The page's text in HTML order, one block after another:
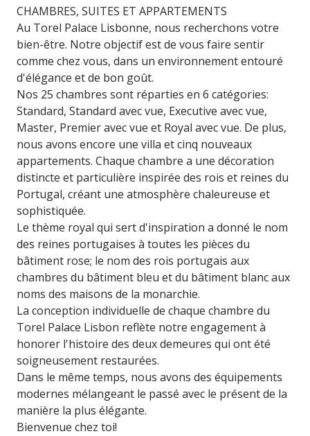
CHAMBRES, SUITES ET APPARTEMENTS
Au Torel Palace Lisbonne, nous recherchons votre
bien-être. Notre objectif est de vous faire sentir
comme chez vous, dans un environnement entouré
d'élégance et de bon goût.
Nos 25 chambres sont réparties en 6 catégories:
Standard, Standard avec vue, Executive avec vue,
Master, Premier avec vue et Royal avec vue. De plus,
nous avons encore une villa et cinq nouveaux
appartements. Chaque chambre a une décoration
distincte et particulière inspirée des rois et reines du
Portugal, créant une atmosphère chaleureuse et
sophistiquée.
Le thème royal qui sert d'inspiration a donné le nom
des reines portugaises à toutes les pièces du
bâtiment rose; le nom des rois portugais aux
chambres du bâtiment bleu et du bâtiment blanc aux
noms des maisons de la monarchie.
La conception individuelle de chaque chambre du
Torel Palace Lisbon reflète notre engagement à
honorer l'histoire des deux demeures qui ont été
soigneusement restaurées.
Dans le même temps, nous avons des équipements
modernes mélangeant le passé avec le présent de la
manière la plus élégante.
Bienvenue chez toi!